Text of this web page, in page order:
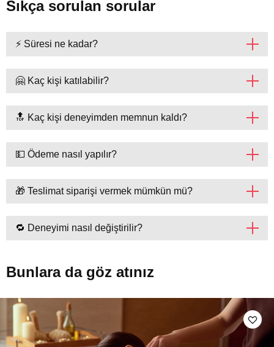
Sıkça sorulan sorular
⚡ Süresi ne kadar?
🤗 Kaç kişi katılabilir?
🔝 Kaç kişi deneyimden memnun kaldı?
💵 Ödeme nasıl yapılır?
🎁 Teslimat siparişi vermek mümkün mü?
🔁 Deneyimi nasıl değiştirilir?
Bunlara da göz atınız